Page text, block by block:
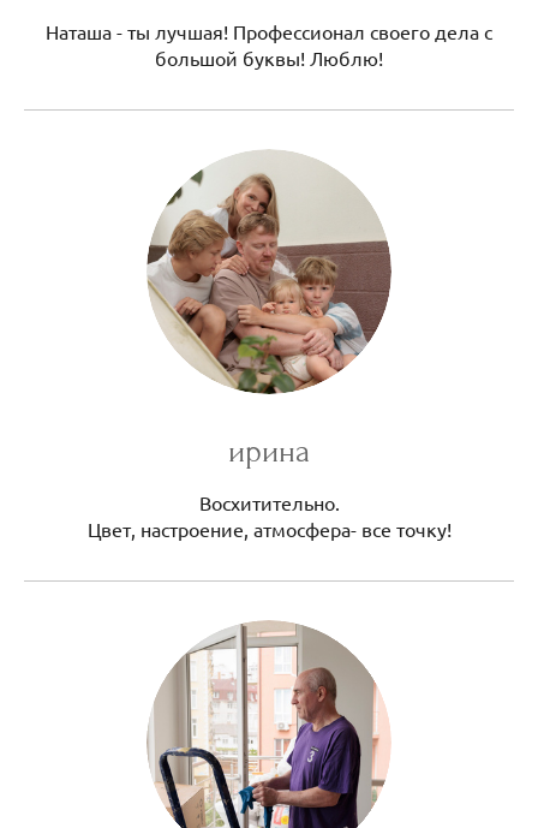
Наташа - ты лучшая! Профессионал своего дела с
большой буквы! Люблю!
ирина
Восхитительно.
Цвет, настроение, атмосфера- все точку!